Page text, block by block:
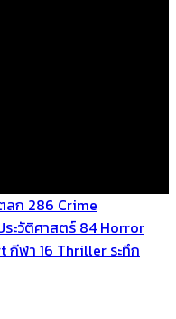
ลก 286 Crime
ะวัติศาสตร์ 84 Horror
กีฬา 16 Thriller ระทึก